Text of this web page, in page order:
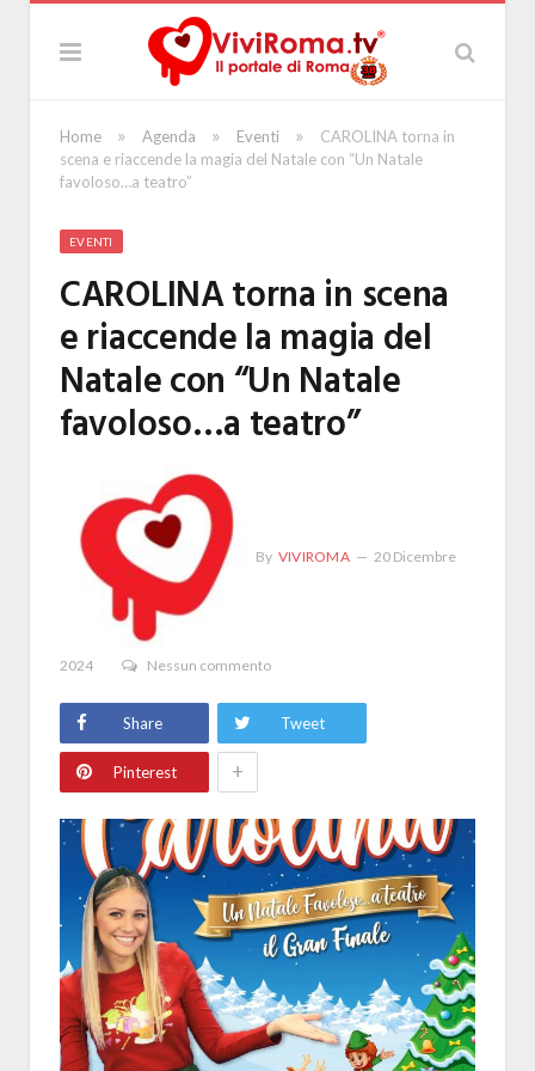
Home » Agenda » Eventi »
CAROLINA torna in
scena e riaccende la magia del Natale con “Un Natale
favoloso…a teatro”
EVENTI
CAROLINA torna in scena
e riaccende la magia del
Natale con “Un Natale
favoloso…a teatro”
By VIVIROMA 20 Dicembre
2024 Nessun commento
Share Tweet
Pinterest +